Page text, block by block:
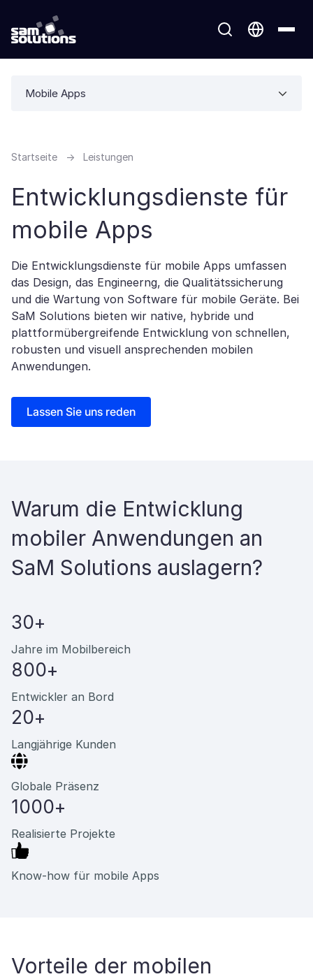
Mobile Apps
Startseite → Leistungen
Entwicklungsdienste für
mobile Apps
Die Entwicklungsdienste für mobile Apps umfassen
das Design, das Engineerng, die Qualitätssicherung
und die Wartung von Software für mobile Geräte. Bei
SaM Solutions bieten wir native, hybride und
plattformübergreifende Entwicklung von schnellen,
robusten und visuell ansprechenden mobilen
Anwendungen.
Lassen Sie uns reden
Warum die Entwicklung
mobiler Anwendungen an
SaM Solutions auslagern?
30+
Jahre im Mobilbereich
800+
Entwickler an Bord
20+
Langjährige Kunden
Globale Präsenz
1000+
Realisierte Projekte
Know-how für mobile Apps
Vorteile der mobilen